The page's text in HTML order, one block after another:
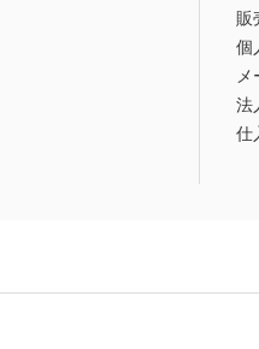
販
個
メ
法
仕